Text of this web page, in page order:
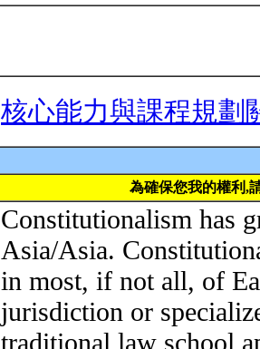
核心能力與課程規劃
為確保您我的權利,
Constitutionalism has
Asia/Asia.
in most, if not all, of
jurisdiction or
traditional law school